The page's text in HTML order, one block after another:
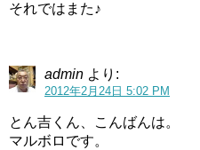
それではまた♪
admin より:
2012年2月24日 5:02 PM
とん吉くん、こんばんは。
マルボロです。